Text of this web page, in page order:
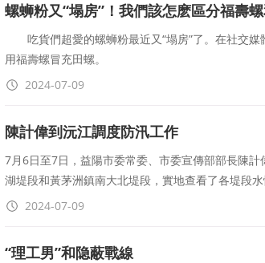
完成封堵
近期
危急時刻
黨員幹部、武警戰士
螺蛳粉又“塌房”！我們該怎麽區分福壽
吃貨們超愛的螺蛳粉最近又“塌房”了。在社交媒
用福壽螺冒充田螺。
2024-07-09
陳計偉到沅江調度防汛工作
7月6日至7日，益陽市委常委、市委宣傳部部長陳
湖堤段和黃茅洲鎮南大北堤段，實地查看了各堤段
2024-07-09
“理工男”和隐蔽戰線